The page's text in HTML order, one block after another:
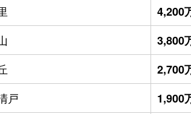
4,200
3,800
2,700
戸
1,900